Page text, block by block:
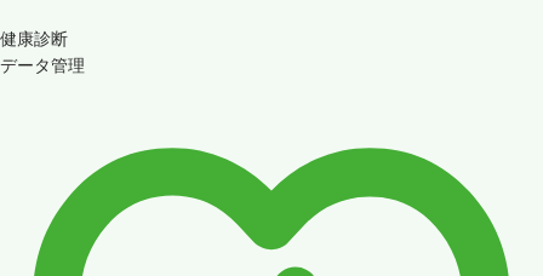
健康診断
データ管理